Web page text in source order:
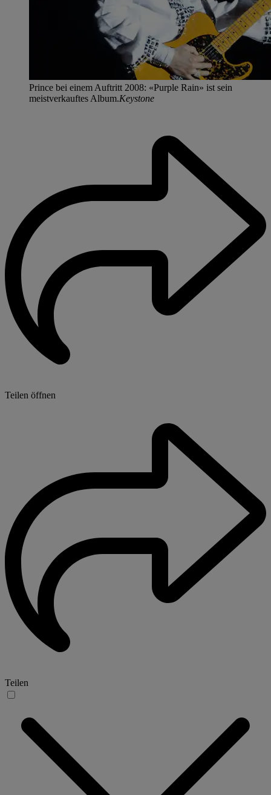
Prince bei einem Auftritt 2008: «Purple Rain» ist sein
meistverkauftes Album.Keystone
Teilen öffnen
Teilen